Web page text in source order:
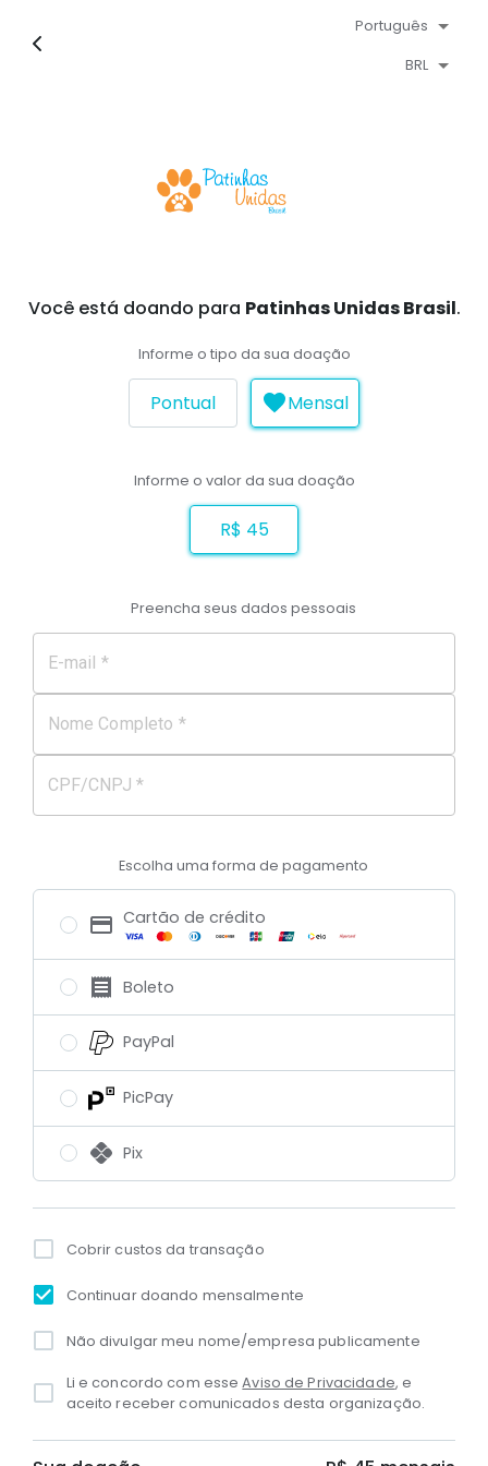
Português
BRL
Você está doando para Patinhas Unidas Brasil.
Informe o tipo da sua doação
Pontual Mensal
Informe o valor da sua doação
R$ 45
Preencha seus dados pessoais
E-mail *
Nome Completo *
CPF/CNPJ *
Escolha uma forma de pagamento
Cartão de crédito
Boleto
PayPal
PicPay
Pix
Cobrir custos da transação
Continuar doando mensalmente
Não divulgar meu nome/empresa publicamente
Li e concordo com esseAviso de Privacidade, e
aceito receber comunicados desta organização.